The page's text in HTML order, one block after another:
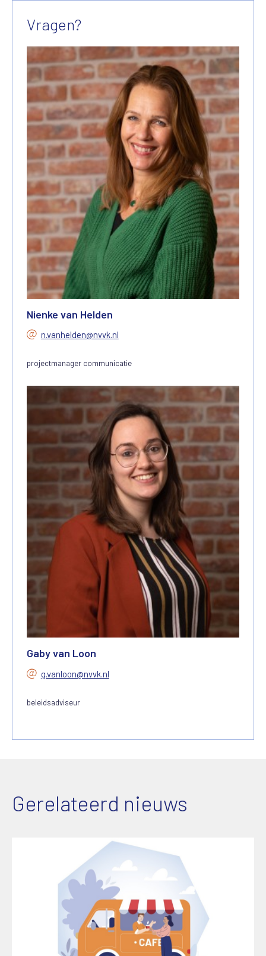
Vragen?
Nienke van Helden
n.vanhelden@nvvk.nl
projectmanager communicatie
Gaby van Loon
g.vanloon@nvvk.nl
beleidsadviseur
Gerelateerd nieuws